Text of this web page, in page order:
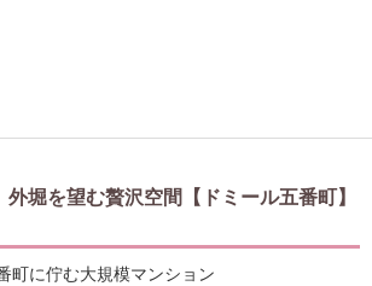
堀を望む贅沢空間【ドミール五番町】
町に佇む大規模マンション